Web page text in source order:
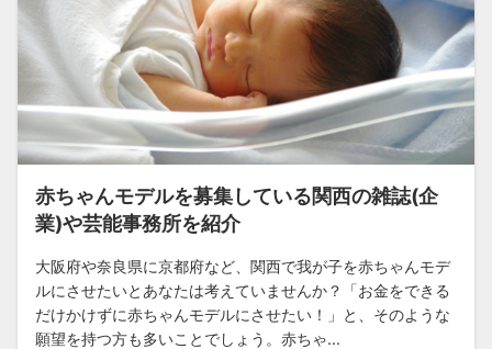
赤ちゃんモデルを募集している関西の雑誌(企
業)や芸能事務所を紹介
大阪府や奈良県に京都府など、関西で我が子を赤ちゃんモデ
ルにさせたいとあなたは考えていませんか？「お金をできる
だけかけずに赤ちゃんモデルにさせたい！」と、そのような
願望を持つ方も多いことでしょう。赤ちゃ...